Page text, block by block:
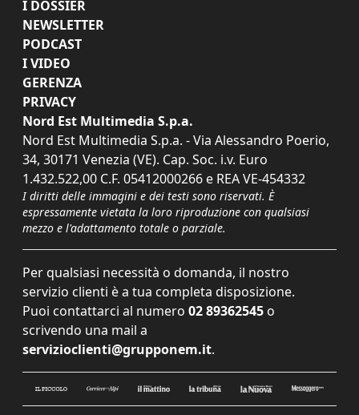
I DOSSIER
NEWSLETTER
PODCAST
I VIDEO
GERENZA
PRIVACY
Nord Est Multimedia S.p.a.
Nord Est Multimedia S.p.a. - Via Alessandro Poerio,
34, 30171 Venezia (VE). Cap. Soc. i.v. Euro
1.432.522,00 C.F. 05412000266 e REA VE-454332
I diritti delle immagini e dei testi sono riservati. È
espressamente vietata la loro riproduzione con qualsiasi
mezzo e l'adattamento totale o parziale.
Per qualsiasi necessità o domanda, il nostro
servizio clienti è a tua completa disposizione.
Puoi contattarci al numero 02 89362545 o
scrivendo una mail a
servizioclienti@grupponem.it.